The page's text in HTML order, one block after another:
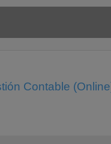
Contable